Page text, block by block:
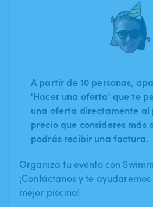
A partir de 10 personas,
'Hacer una oferta' que te
una oferta directamente
precio que consideres más
podrás recibir una factura.
Organiza tu evento con
¡Contáctanos y te
mejor piscina!